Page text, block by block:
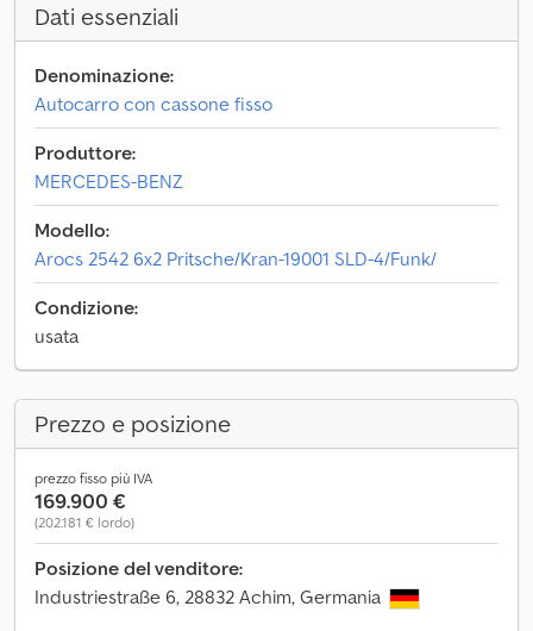
Dati essenziali
Denominazione:
Autocarro con cassone fisso
Produttore:
MERCEDES-BENZ
Modello:
Arocs 2542 6x2 Pritsche/Kran-19001 SLD-4/Funk/
Condizione:
usata
Prezzo e posizione
prezzo fisso più IVA
169.900 €
(202.181 € lordo)
Posizione del venditore:
Industriestraße 6, 28832 Achim, Germania